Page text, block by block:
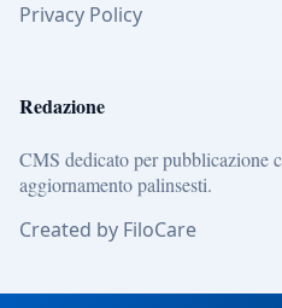
Privacy Policy
Redazione
CMS dedicato per pubblicazione
aggiornamento palinsesti.
Created by FiloCare